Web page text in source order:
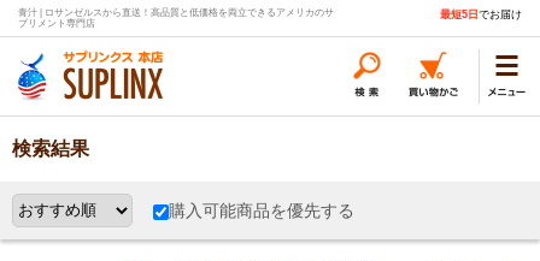
青汁 | ロサンゼルスから直送！高品質と低価格を両立できるアメリカのサ
プリメント専門店
最短5日 でお届け
検索結果
購入可能商品を優先する